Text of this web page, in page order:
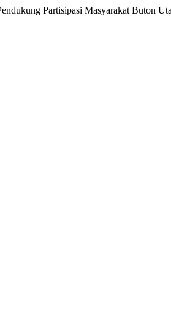
Partisipasi Masyarakat Buton